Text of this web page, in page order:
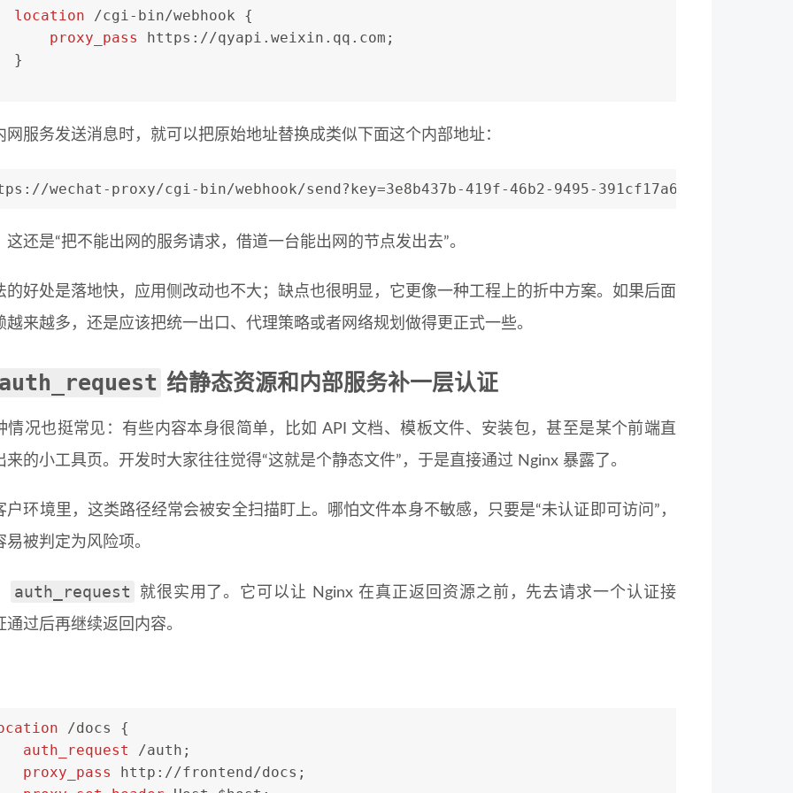
location /cgi-bin/webhook {
proxy_pass
https://qyapi.weixin.qq.com;
}
网服务发送消息时，就可以把原始地址替换成类似下面这个内部地址：
wechat-proxy/cgi-bin/webhook/send?key=3e8b437b-419f-46b2-9495-391cf17a6719
这还是“把不能出网的服务请求，借道一台能出网的节点发出去”。
的好处是落地快，应用侧改动也不大；缺点也很明显，它更像一种工程上的折中方案。如果后面
越来越多，还是应该把统一出口、代理策略或者网络规划做得更正式一些。
给静态资源和内部服务补一层认证
情况也挺常见：有些内容本身很简单，比如 API 文档、模板文件、安装包，甚至是某个前端直
来的小工具页。开发时大家往往觉得“这就是个静态文件”，于是直接通过 Nginx 暴露了。
户环境里，这类路径经常会被安全扫描盯上。哪怕文件本身不敏感，只要是“未认证即可访问”，
易被判定为风险项。
auth_request
就很实用了。它可以让 Nginx 在真正返回资源之前，先去请求一个认证接
通过后再继续返回内容。
/docs {
auth_request
/auth;
proxy_pass
http://frontend/docs;